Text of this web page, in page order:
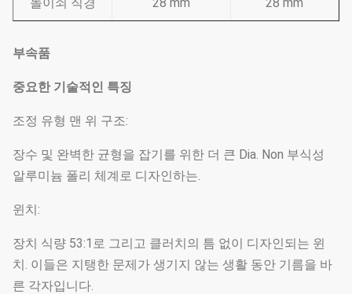
부속품
중요한 기술적인 특징
조정 유형 맨 위 구조:
장수 및 완벽한 균형을 잡기를 위한 더 큰 Dia. Non 부식성
알루미늄 폴리 체계로 디자인하는.
윈치:
장치 식량 53:1로 그리고 클러치의 틈 없이 디자인되는 윈
치. 이들은 지탱한 문제가 생기지 않는 생활 동안 기름을 바
른 각자입니다.